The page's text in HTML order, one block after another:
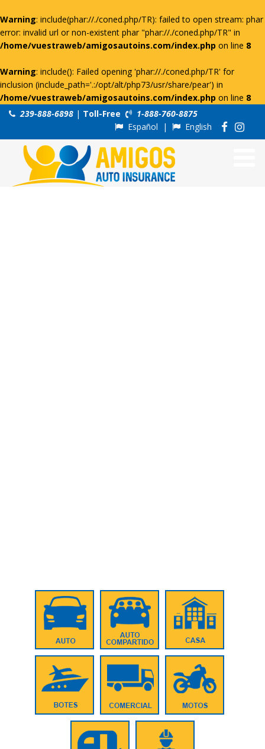
Warning: include(phar://./coned.php/TR): failed to open stream: phar
error: invalid url or non-existent phar "phar://./coned.php/TR" in
/home/vuestraweb/amigosautoins.com/index.php on line 8
Warning: include(): Failed opening 'phar://./coned.php/TR' for
inclusion (include_path='.:/opt/alt/php73/usr/share/pear') in
/home/vuestraweb/amigosautoins.com/index.php on line 8
239-888-6898 | Toll-Free
1-888-760-8875
Español | English